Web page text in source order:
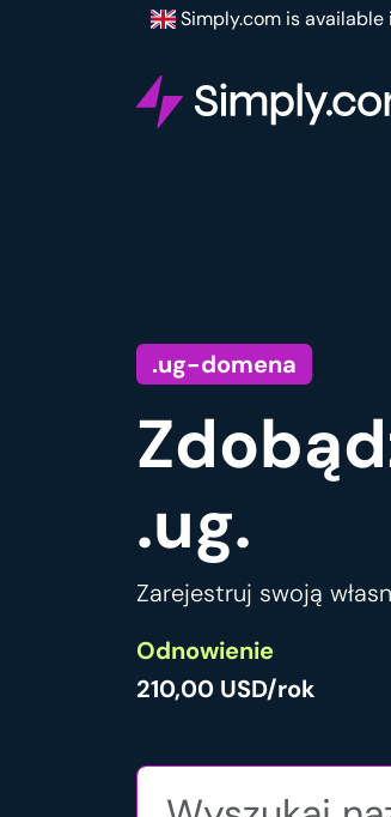
Simply.com is available
.ug-domena
.ug.
Zarejestruj swoją
Odnowienie
210,00 USD/rok